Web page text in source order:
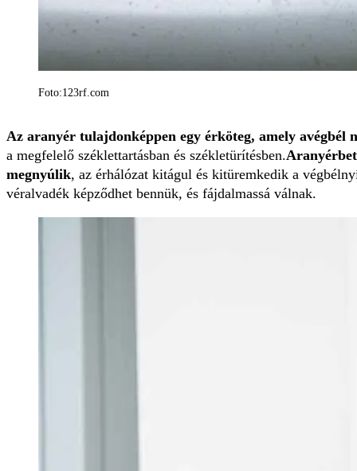
Foto:123rf.com
Az aranyér tulajdonképpen egy érköteg, amely
a megfelelő széklettartásban és székletürítésben.
megnyúlik, az érhálózat kitágul és kitüremkedik a
véralvadék képződhet bennük, és fájdalmassá válnak.